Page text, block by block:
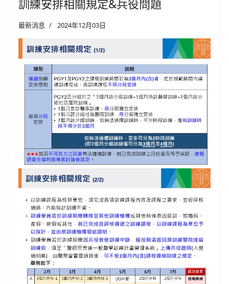
訓練安排相關規定&兵役問題
最新消息 2024年12月03日